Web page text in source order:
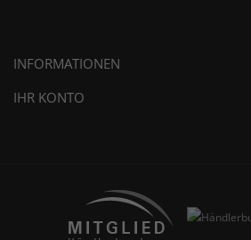
INFORMATIONEN
IHR KONTO